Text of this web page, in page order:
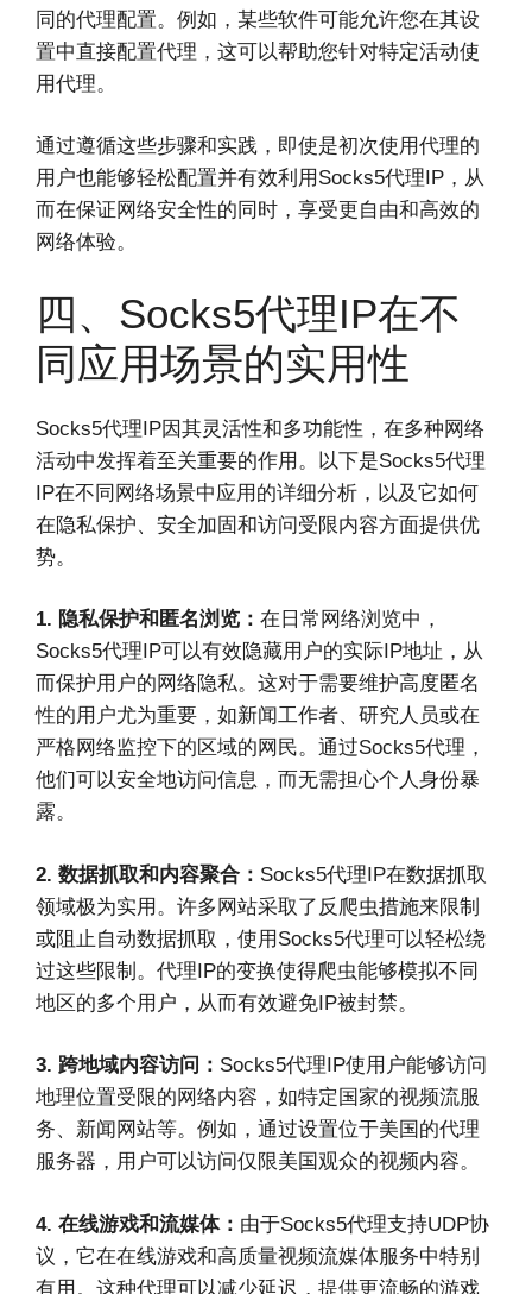
同的代理配置。例如，某些软件可能允许您在其设
置中直接配置代理，这可以帮助您针对特定活动使
用代理。
通过遵循这些步骤和实践，即使是初次使用代理的
用户也能够轻松配置并有效利用Socks5代理IP，从
而在保证网络安全性的同时，享受更自由和高效的
网络体验。
四、Socks5代理IP在不
同应用场景的实用性
Socks5代理IP因其灵活性和多功能性，在多种网络
活动中发挥着至关重要的作用。以下是Socks5代理
IP在不同网络场景中应用的详细分析，以及它如何
在隐私保护、安全加固和访问受限内容方面提供优
势。
1. 隐私保护和匿名浏览： 在日常网络浏览中，
Socks5代理IP可以有效隐藏用户的实际IP地址，从
而保护用户的网络隐私。这对于需要维护高度匿名
性的用户尤为重要，如新闻工作者、研究人员或在
严格网络监控下的区域的网民。通过Socks5代理，
他们可以安全地访问信息，而无需担心个人身份暴
露。
2. 数据抓取和内容聚合： Socks5代理IP在数据抓取
领域极为实用。许多网站采取了反爬虫措施来限制
或阻止自动数据抓取，使用Socks5代理可以轻松绕
过这些限制。代理IP的变换使得爬虫能够模拟不同
地区的多个用户，从而有效避免IP被封禁。
3. 跨地域内容访问： Socks5代理IP使用户能够访问
地理位置受限的网络内容，如特定国家的视频流服
务、新闻网站等。例如，通过设置位于美国的代理
服务器，用户可以访问仅限美国观众的视频内容。
4. 在线游戏和流媒体： 由于Socks5代理支持UDP协
议，它在在线游戏和高质量视频流媒体服务中特别
有用。这种代理可以减少延迟，提供更流畅的游戏